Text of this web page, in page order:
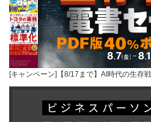
[キャンペーン]【8/17まで】AI時代の生存